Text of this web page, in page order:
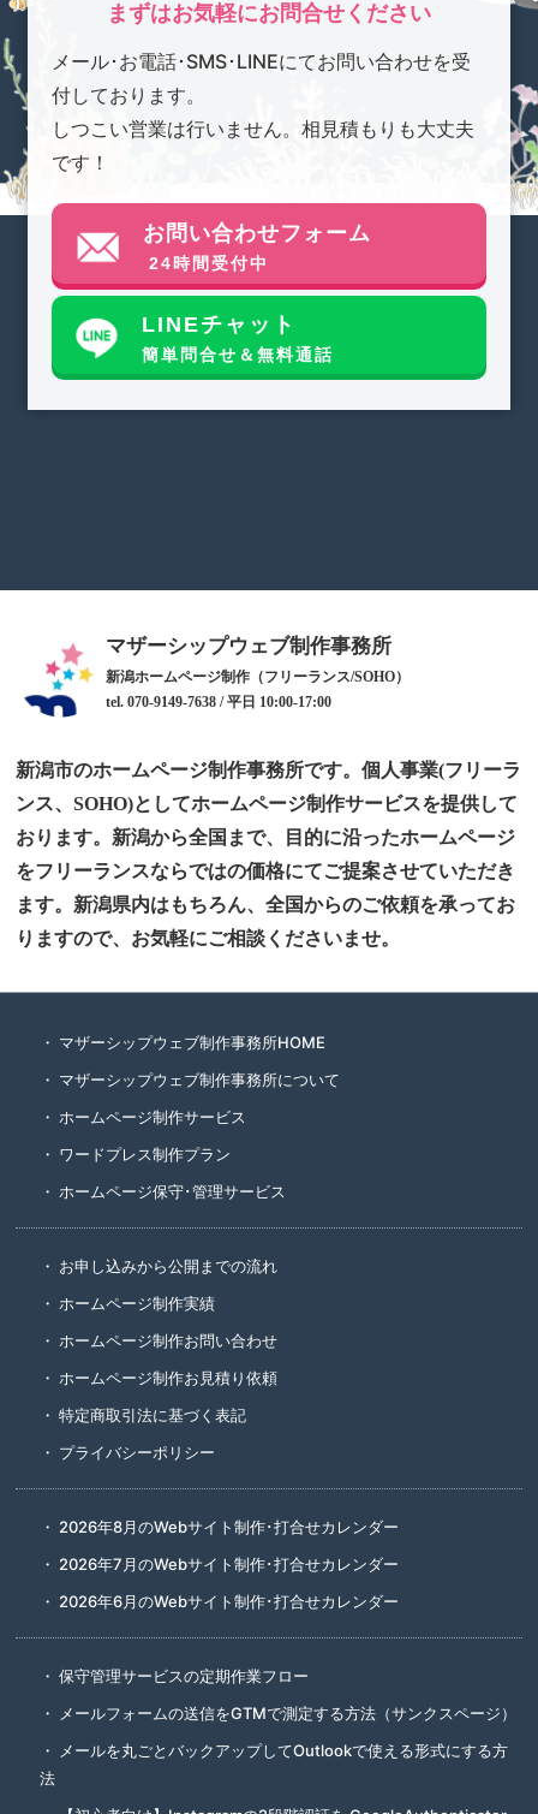
まずはお気軽にお問合せください
メール･お電話･SMS･LINEにてお問い合わせを受
付しております。
しつこい営業は行いません。相見積もりも大丈夫
です！
お問い合わせフォーム
24時間受付中
LINEチャット
簡単問合せ＆無料通話
マザーシップウェブ制作事務所
新潟ホームページ制作（フリーランス/SOHO）
tel. 070-9149-7638 / 平日 10:00-17:00
新潟市のホームページ制作事務所です。個人事業(フリーラ
ンス、SOHO)としてホームページ制作サービスを提供して
おります。新潟から全国まで、目的に沿ったホームページ
をフリーランスならではの価格にてご提案させていただき
ます。新潟県内はもちろん、全国からのご依頼を承ってお
りますので、お気軽にご相談くださいませ。
マザーシップウェブ制作事務所HOME
マザーシップウェブ制作事務所について
ホームページ制作サービス
ワードプレス制作プラン
ホームページ保守･管理サービス
お申し込みから公開までの流れ
ホームページ制作実績
ホームページ制作お問い合わせ
ホームページ制作お見積り依頼
特定商取引法に基づく表記
プライバシーポリシー
2026年8月のWebサイト制作･打合せカレンダー
2026年7月のWebサイト制作･打合せカレンダー
2026年6月のWebサイト制作･打合せカレンダー
保守管理サービスの定期作業フロー
メールフォームの送信をGTMで測定する方法（サンクスページ）
メールを丸ごとバックアップしてOutlookで使える形式にする方
法